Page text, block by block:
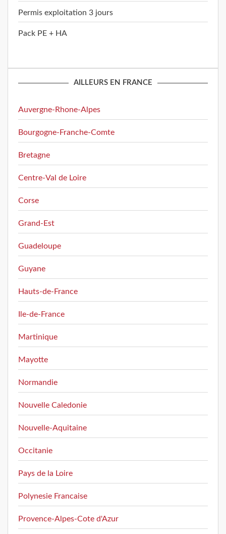
Permis exploitation 3 jours
Pack PE + HA
AILLEURS EN FRANCE
Auvergne-Rhone-Alpes
Bourgogne-Franche-Comte
Bretagne
Centre-Val de Loire
Corse
Grand-Est
Guadeloupe
Guyane
Hauts-de-France
Ile-de-France
Martinique
Mayotte
Normandie
Nouvelle Caledonie
Nouvelle-Aquitaine
Occitanie
Pays de la Loire
Polynesie Francaise
Provence-Alpes-Cote d'Azur